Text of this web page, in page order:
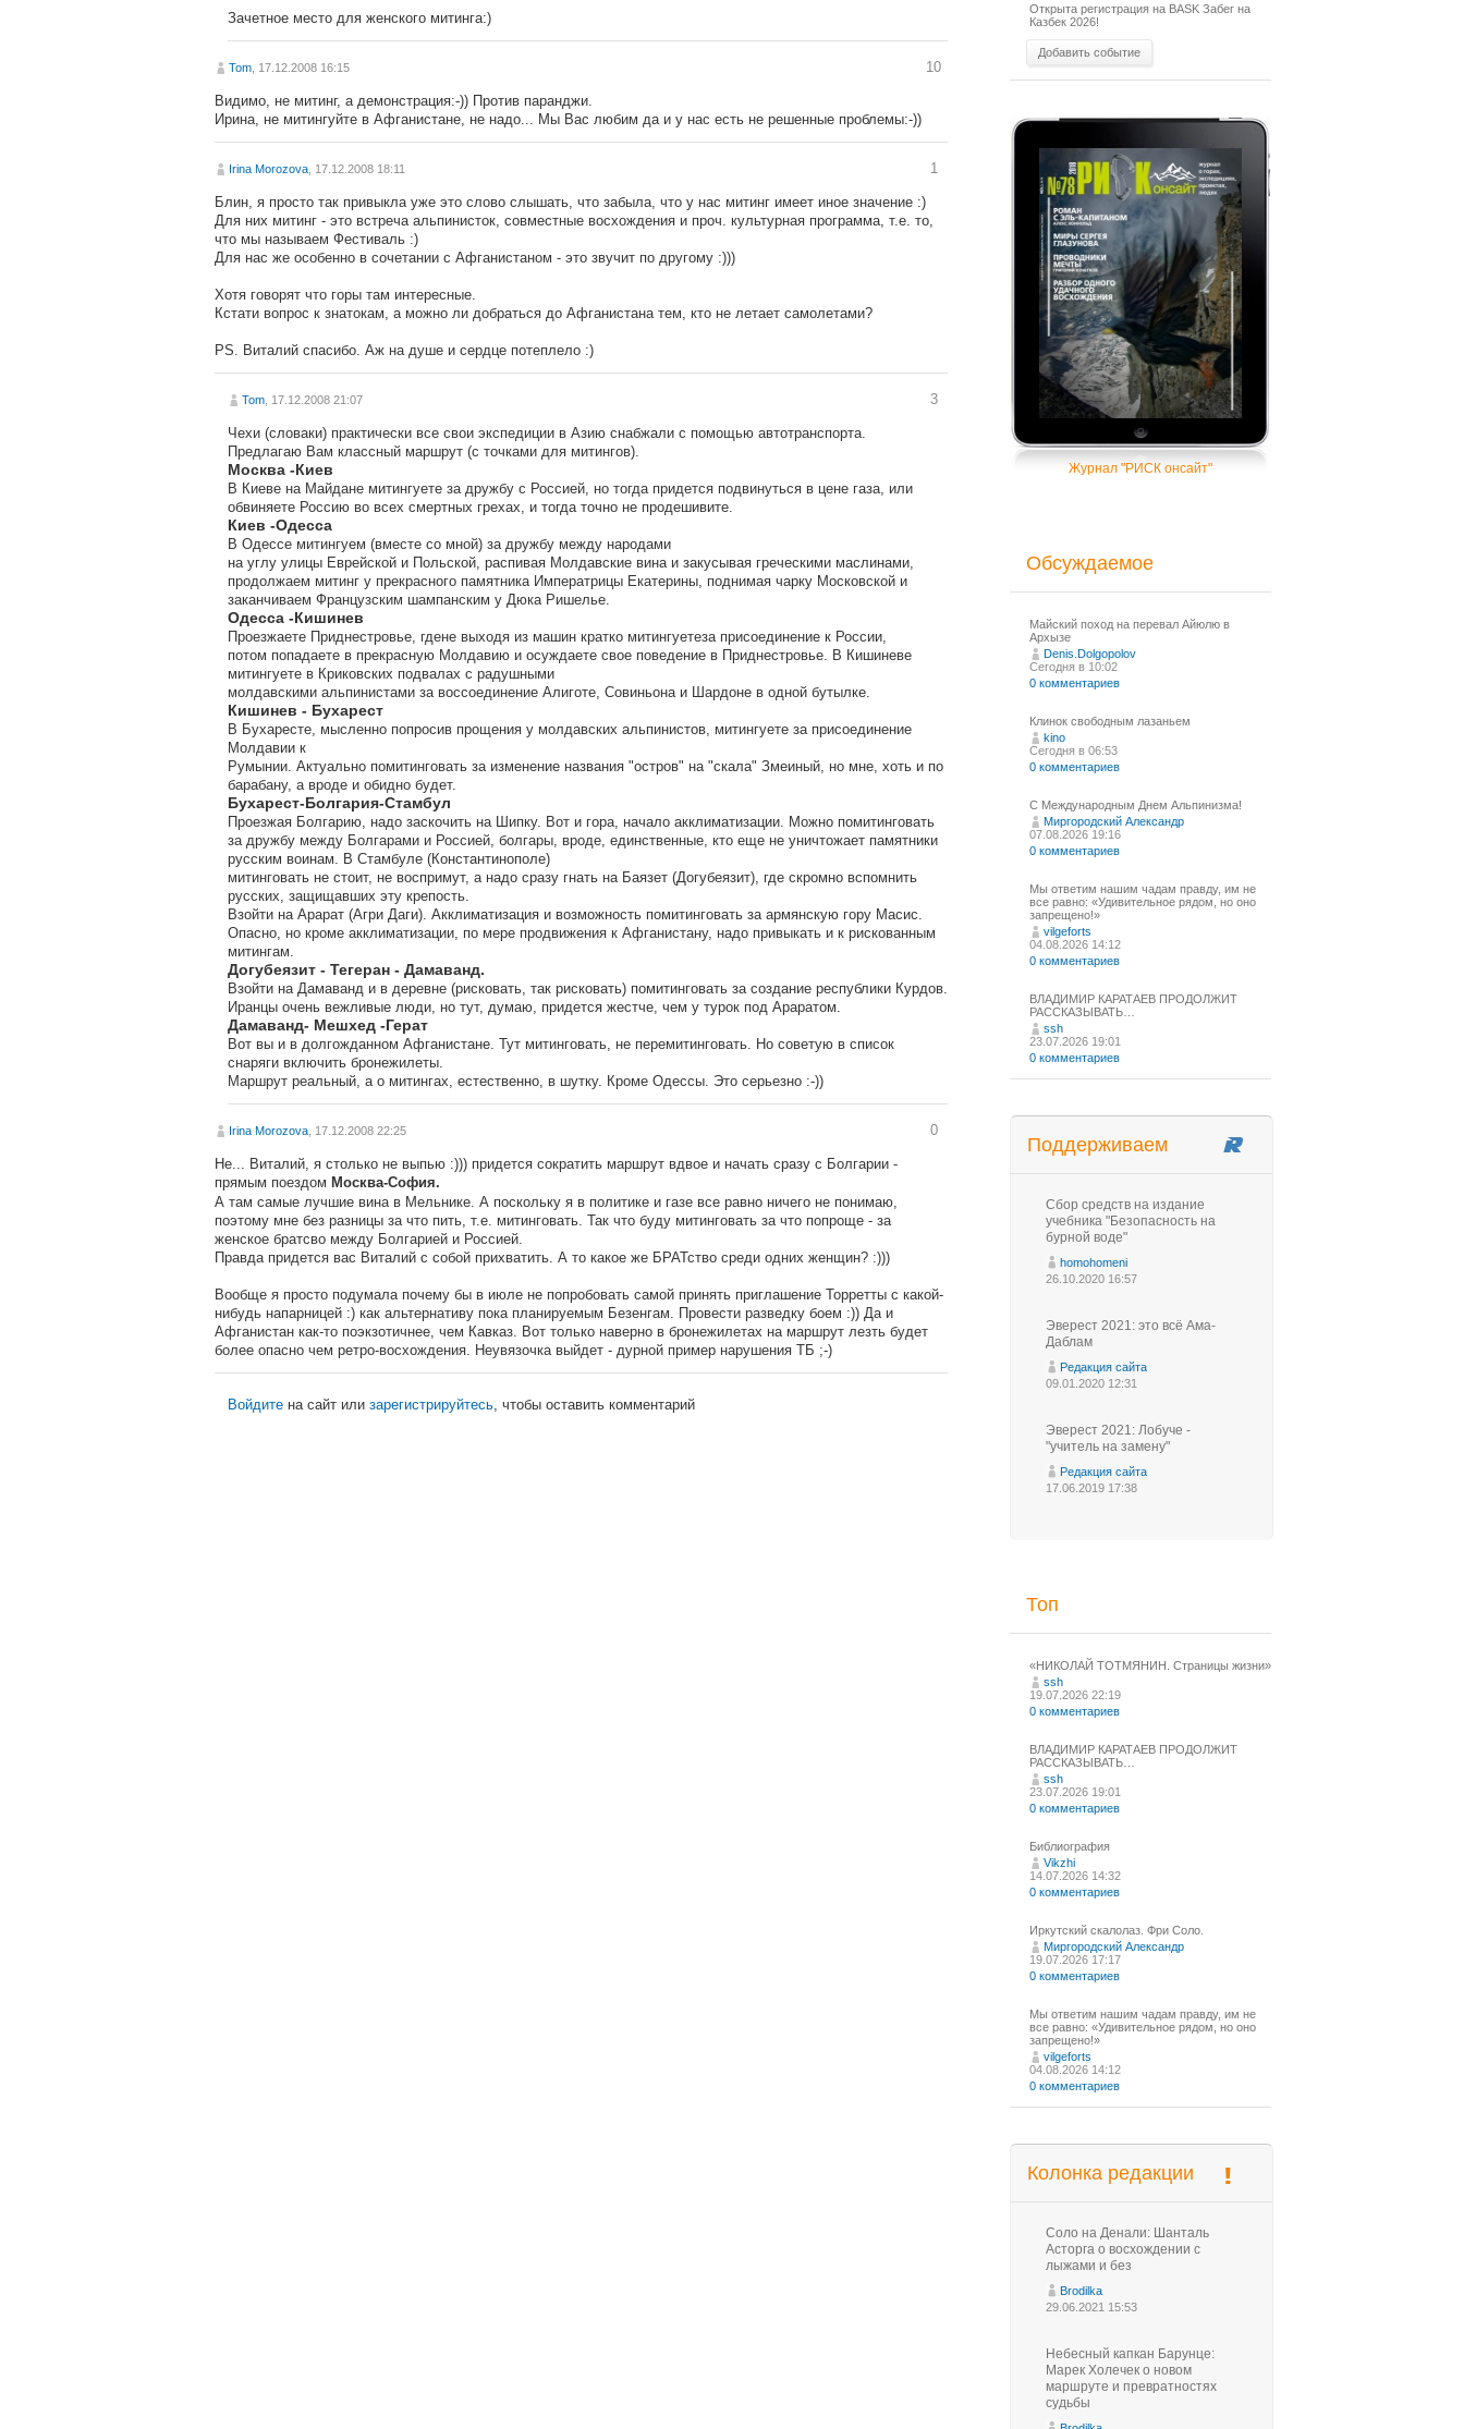
Зачетное место для женского митинга:)
Tom , 17.12.2008 16:15 10
Видимо, не митинг, а демонстрация:-)) Против паранджи.
Ирина, не митингуйте в Афганистане, не надо... Мы Вас любим да и у нас есть не решенные проблемы:-))
Irina Morozova , 17.12.2008 18:11 1
Блин, я просто так привыкла уже это слово слышать, что забыла, что у нас митинг имеет иное значение :)
Для них митинг - это встреча альпинисток, совместные восхождения и проч. культурная программа, т.е. то,
что мы называем Фестиваль :)
Для нас же особенно в сочетании с Афганистаном - это звучит по другому :)))
Хотя говорят что горы там интересные.
Кстати вопрос к знатокам, а можно ли добраться до Афганистана тем, кто не летает самолетами?
PS. Виталий спасибо. Аж на душе и сердце потеплело :)
Tom , 17.12.2008 21:07 3
Чехи (словаки) практически все свои экспедиции в Азию снабжали с помощью автотранспорта.
Предлагаю Вам классный маршрут (с точками для митингов).
Москва -Киев
В Киеве на Майдане митингуете за дружбу с Россией, но тогда придется подвинуться в цене газа, или
обвиняете Россию во всех смертных грехах, и тогда точно не продешивите.
Киев -Одесса
В Одессе митингуем (вместе со мной) за дружбу между народами
на углу улицы Еврейской и Польской, распивая Молдавские вина и закусывая греческими маслинами,
продолжаем митинг у прекрасного памятника Императрицы Екатерины, поднимая чарку Московской и
заканчиваем Французским шампанским у Дюка Ришелье.
Одесса -Кишинев
Проезжаете Приднестровье, гдене выходя из машин кратко митингуетеза присоединение к России,
потом попадаете в прекрасную Молдавию и осуждаете свое поведение в Приднестровье. В Кишиневе
митингуете в Криковских подвалах с радушными
молдавскими альпинистами за воссоединение Алиготе, Совиньона и Шардоне в одной бутылке.
Кишинев - Бухарест
В Бухаресте, мысленно попросив прощения у молдавских альпинистов, митингуете за присоединение
Молдавии к
Румынии. Актуально помитинговать за изменение названия "остров" на "скала" Змеиный, но мне, хоть и по
барабану, а вроде и обидно будет.
Бухарест-Болгария-Стамбул
Проезжая Болгарию, надо заскочить на Шипку. Вот и гора, начало акклиматизации. Можно помитинговать
за дружбу между Болгарами и Россией, болгары, вроде, единственные, кто еще не уничтожает памятники
русским воинам. В Стамбуле (Константинополе)
митинговать не стоит, не воспримут, а надо сразу гнать на Баязет (Догубеязит), где скромно вспомнить
русских, защищавших эту крепость.
Взойти на Арарат (Агри Даги). Акклиматизация и возможность помитинговать за армянскую гору Масис.
Опасно, но кроме акклиматизации, по мере продвижения к Афганистану, надо привыкать и к рискованным
митингам.
Догубеязит - Тегеран - Дамаванд.
Взойти на Дамаванд и в деревне (рисковать, так рисковать) помитинговать за создание республики Курдов.
Иранцы очень вежливые люди, но тут, думаю, придется жестче, чем у турок под Араратом.
Дамаванд- Мешхед -Герат
Вот вы и в долгожданном Афганистане. Тут митинговать, не перемитинговать. Но советую в список
снаряги включить бронежилеты.
Маршрут реальный, а о митингах, естественно, в шутку. Кроме Одессы. Это серьезно :-))
Irina Morozova , 17.12.2008 22:25 0
Не... Виталий, я столько не выпью :))) придется сократить маршрут вдвое и начать сразу с Болгарии -
прямым поездом Москва-София.
А там самые лучшие вина в Мельнике. А поскольку я в политике и газе все равно ничего не понимаю,
поэтому мне без разницы за что пить, т.е. митинговать. Так что буду митинговать за что попроще - за
женское братсво между Болгарией и Россией.
Правда придется вас Виталий с собой прихватить. А то какое же БРАТство среди одних женщин? :)))
Вообще я просто подумала почему бы в июле не попробовать самой принять приглашение Торретты с какой-
нибудь напарницей :) как альтернативу пока планируемым Безенгам. Провести разведку боем :)) Да и
Афганистан как-то поэкзотичнее, чем Кавказ. Вот только наверно в бронежилетах на маршрут лезть будет
более опасно чем ретро-восхождения. Неувязочка выйдет - дурной пример нарушения ТБ ;-)
Войдите на сайт или зарегистрируйтесь, чтобы оставить комментарий
Открыта регистрация на BASK Забег на
Казбек 2026!
Добавить событие
Журнал "РИСК онсайт"
Обсуждаемое
Майский поход на перевал Айюлю в
Архызе
Denis.Dolgopolov
Сегодня в 10:02
0 комментариев
Клинок свободным лазаньем
kino
Сегодня в 06:53
0 комментариев
С Международным Днем Альпинизма!⁠
Миргородский Александр
07.08.2026 19:16
0 комментариев
Мы ответим нашим чадам правду, им не
все равно: «Удивительное рядом, но оно
запрещено!»
vilgeforts
04.08.2026 14:12
0 комментариев
ВЛАДИМИР КАРАТАЕВ ПРОДОЛЖИТ
РАССКАЗЫВАТЬ…
ssh
23.07.2026 19:01
0 комментариев
Поддерживаем
Сбор средств на издание
учебника "Безопасность на
бурной воде"
homohomeni
26.10.2020 16:57
Эверест 2021: это всё Ама-
Даблам
Редакция сайта
09.01.2020 12:31
Эверест 2021: Лобуче -
"учитель на замену"
Редакция сайта
17.06.2019 17:38
Топ
«НИКОЛАЙ ТОТМЯНИН. Страницы жизни»
ssh
19.07.2026 22:19
0 комментариев
ВЛАДИМИР КАРАТАЕВ ПРОДОЛЖИТ
РАССКАЗЫВАТЬ…
ssh
23.07.2026 19:01
0 комментариев
Библиография
Vikzhi
14.07.2026 14:32
0 комментариев
Иркутский скалолаз. Фри Соло.
Миргородский Александр
19.07.2026 17:17
0 комментариев
Мы ответим нашим чадам правду, им не
все равно: «Удивительное рядом, но оно
запрещено!»
vilgeforts
04.08.2026 14:12
0 комментариев
Колонка редакции
Соло на Денали: Шанталь
Асторга о восхождении с
лыжами и без
Brodilka
29.06.2021 15:53
Небесный капкан Барунце:
Марек Холечек о новом
маршруте и превратностях
судьбы